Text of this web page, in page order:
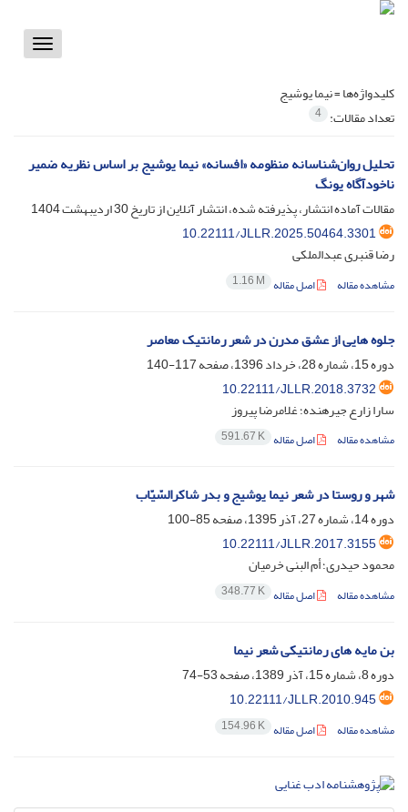
Toggle
کلیدواژه‌ها =نیما یوشیج
تعداد مقالات: 4
تحلیل روان‌شناسانه منظومه «افسانه» نیما یوشیج بر اساس نظریه ضمیر
ناخودآگاه یونگ
مقالات آماده انتشار، پذیرفته شده، انتشار آنلاین از تاریخ30 اردیبهشت 1404
10.22111/JLLR.2025.50464.3301
رضا قنبری عبدالملکی
مشاهده مقاله اصل مقاله 1.16 M
جلوه هایی از عشق مدرن در شعر رمانتیک معاصر
دوره 15، شماره 28، خرداد 1396، صفحه
117-140
10.22111/JLLR.2018.3732
سارا زارع جیرهنده؛ غلامرضا پیروز
مشاهده مقاله اصل مقاله 591.67 K
شهر و روستا در شعر نیما یوشیج و بدر شاکرالسّیّاب
دوره 14، شماره 27، آذر 1395، صفحه
85-100
10.22111/JLLR.2017.3155
محمود حیدری؛ أم البنی خرمیان
مشاهده مقاله اصل مقاله 348.77 K
بن مایه های رمانتیکی شعر نیما
دوره 8، شماره 15، آذر 1389، صفحه
53-74
10.22111/JLLR.2010.945
مشاهده مقاله اصل مقاله 154.96 K